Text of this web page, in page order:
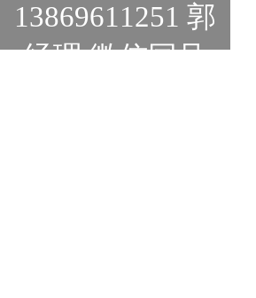
13869611251 郭
经理 微信同号